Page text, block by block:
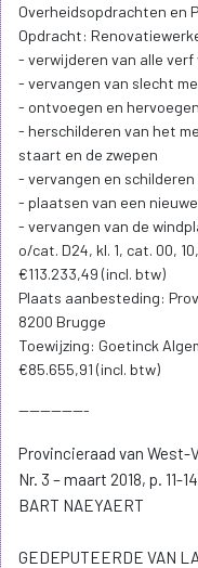
Overheidsopdrachten en
Opdracht:
- verwijderen van alle verf
- vervangen van slecht
- ontvoegen en hervoegen
- herschilderen van het
staart en de zwepen
- vervangen en schilderen
- plaatsen van een
- vervangen van de
o/cat. D24, kl. 1, cat. 00,
€113.233,49 (incl. btw)
Plaats aanbesteding:
8200 Brugge
Toewijzing: Goetinck
€85.655,91 (incl. btw)
-------------
Provincieraad van West-
Nr. 3 – maart 2018, p. 11-
BART NAEYAERT
GEDEPUTEERDE VAN